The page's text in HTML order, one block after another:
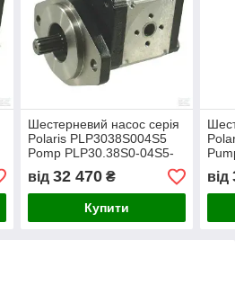
Шестерневий насос серія
Polaris PLP3038S004S5
Pomp PLP30.38S0-04S5-
від 32 470₴
Купити
від